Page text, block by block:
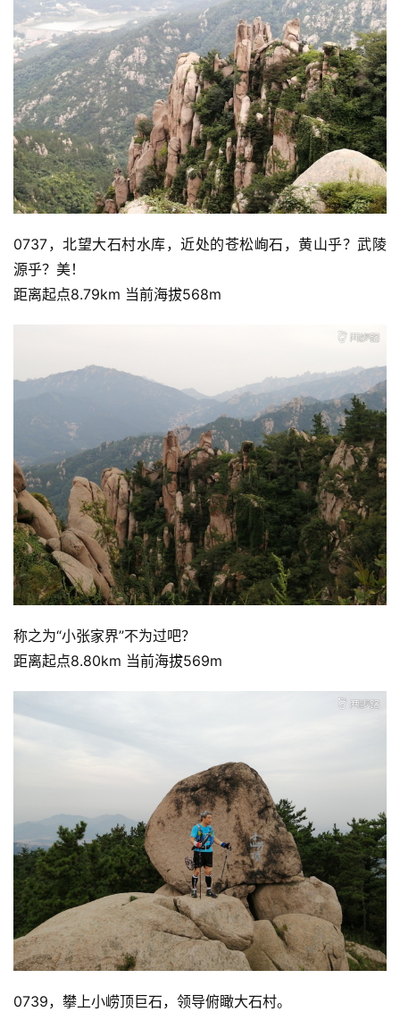
0737，北望大石村水库，近处的苍松峋石，黄山乎？武陵
源乎？美！
距离起点8.79km 当前海拔568m
称之为“小张家界”不为过吧？
距离起点8.80km 当前海拔569m
0739，攀上小崂顶巨石，领导俯瞰大石村。